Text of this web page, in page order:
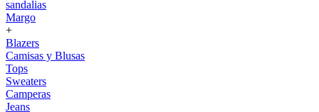
sandalias
Margo
+
Blazers
Camisas y Blusas
Tops
Sweaters
Camperas
Jeans